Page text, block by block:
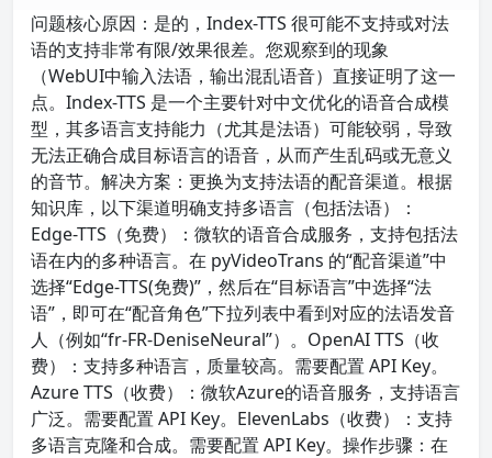
问题核心原因：是的，Index-TTS 很可能不支持或对法
语的支持非常有限/效果很差。您观察到的现象
（WebUI中输入法语，输出混乱语音）直接证明了这一
点。Index-TTS 是一个主要针对中文优化的语音合成模
型，其多语言支持能力（尤其是法语）可能较弱，导致
无法正确合成目标语言的语音，从而产生乱码或无意义
的音节。解决方案：更换为支持法语的配音渠道。根据
知识库，以下渠道明确支持多语言（包括法语）：
Edge-TTS（免费）：微软的语音合成服务，支持包括法
语在内的多种语言。在 pyVideoTrans 的“配音渠道”中
选择“Edge-TTS(免费)”，然后在“目标语言”中选择“法
语”，即可在“配音角色”下拉列表中看到对应的法语发音
人（例如“fr-FR-DeniseNeural”）。OpenAI TTS（收
费）：支持多种语言，质量较高。需要配置 API Key。
Azure TTS（收费）：微软Azure的语音服务，支持语言
广泛。需要配置 API Key。ElevenLabs（收费）：支持
多语言克隆和合成。需要配置 API Key。操作步骤：在